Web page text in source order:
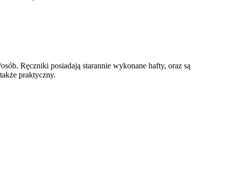
Ręczniki posiadają starannie wykonane hafty, oraz są
praktyczny.